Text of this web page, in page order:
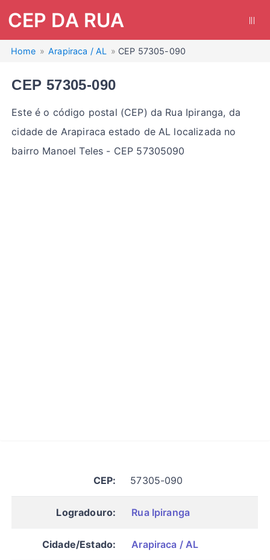
CEP DA RUA
Home Arapiraca / AL CEP 57305-090
CEP 57305-090
Este é o código postal (CEP) da Rua Ipiranga, da
cidade de Arapiraca estado de AL localizada no
bairro Manoel Teles - CEP 57305090
CEP: 57305-090
Logradouro: Rua Ipiranga
Cidade/Estado: Arapiraca / AL